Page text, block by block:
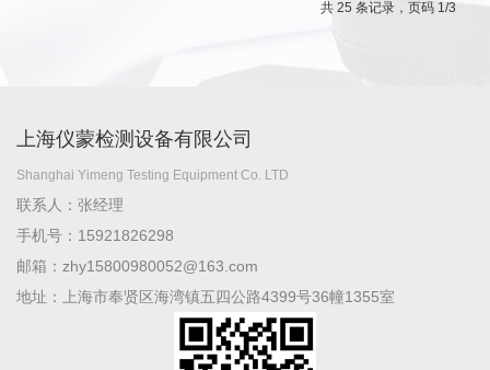
共 25 条记录，页码 1/3
上海仪蒙检测设备有限公司
Shanghai Yimeng Testing Equipment Co. LTD
联系人：张经理
手机号：15921826298
邮箱：zhy15800980052@163.com
地址：上海市奉贤区海湾镇五四公路4399号36幢1355室